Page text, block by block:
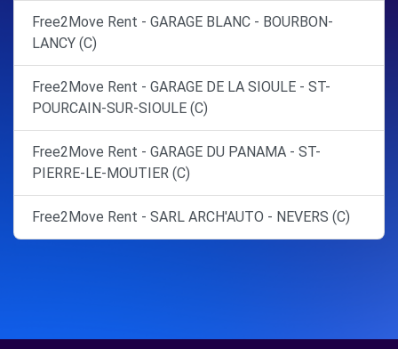
Free2Move Rent - GARAGE BLANC - BOURBON-
LANCY (C)
Free2Move Rent - GARAGE DE LA SIOULE - ST-
POURCAIN-SUR-SIOULE (C)
Free2Move Rent - GARAGE DU PANAMA - ST-
PIERRE-LE-MOUTIER (C)
Free2Move Rent - SARL ARCH'AUTO - NEVERS (C)